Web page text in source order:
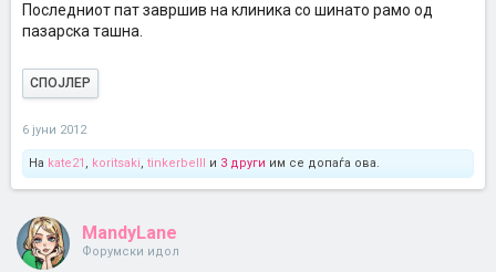
Последниот пат завршив на клиника со шинато рамо од
пазарска ташна.
СПОЈЛЕР
6 јуни 2012
На kate21 , koritsaki, tinkerbelll и 3 други им се допаѓа ова.
MandyLane
Форумски идол